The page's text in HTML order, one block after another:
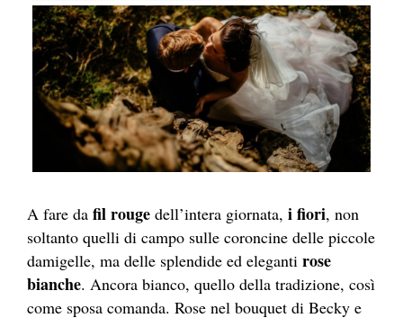
A fare da fil rouge dell’intera giornata, i fiori, non
soltanto quelli di campo sulle coroncine delle piccole
damigelle, ma delle splendide ed eleganti rose
bianche. Ancora bianco, quello della tradizione, così
come sposa comanda. Rose nel bouquet di Becky e